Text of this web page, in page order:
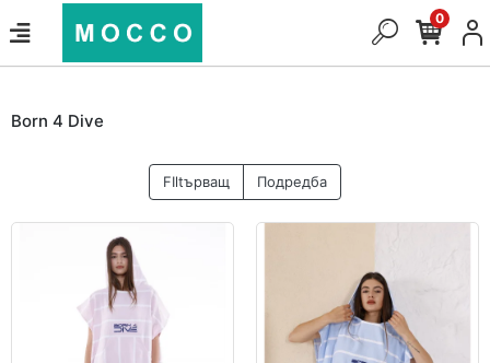
0
Born 4 Dive
FIltърващ Подредба